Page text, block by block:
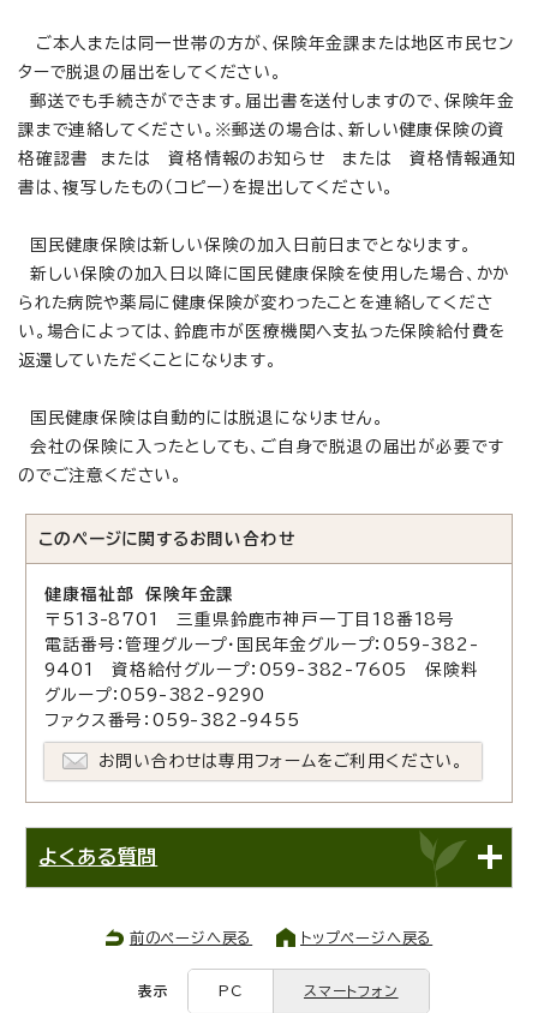
ご本人または同一世帯の方が、保険年金課または地区市民セン
ターで脱退の届出をしてください。
郵送でも手続きができます。届出書を送付しますので、保険年金
課まで連絡してください。※郵送の場合は、新しい健康保険の資
格確認書 または 資格情報のお知らせ または 資格情報通知
書は、複写したもの（コピー）を提出してください。
国民健康保険は新しい保険の加入日前日までとなります。
新しい保険の加入日以降に国民健康保険を使用した場合、かか
られた病院や薬局に健康保険が変わったことを連絡してくださ
い。場合によっては、鈴鹿市が医療機関へ支払った保険給付費を
返還していただくことになります。
国民健康保険は自動的には脱退になりません。
会社の保険に入ったとしても、ご自身で脱退の届出が必要です
のでご注意ください。
このページに関する お問い合わせ
健康福祉部 保険年金課
〒513-8701 三重県鈴鹿市神戸一丁目18番18号
電話番号：管理グループ・国民年金グループ：059-382-
9401 資格給付グループ：059-382-7605 保険料
グループ：059-382-9290
ファクス番号：059-382-9455
お問い合わせは専用フォームをご利用ください。
よくある質問
前のページへ戻る トップページへ戻る
表示 PC スマートフォン